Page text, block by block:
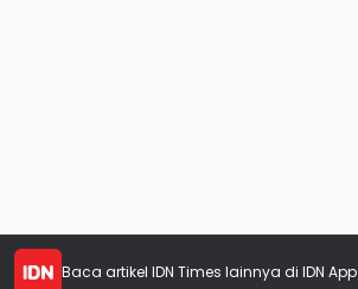
Baca artikel IDN Times lainnya di IDN App